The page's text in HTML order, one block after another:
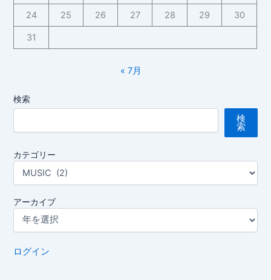
か
子
様
富
山
等
学
奏
楽
第
24 25 26 27 28 29 30
31
« 7月
検索
検
索
カテゴリー
アーカイブ
ログイン